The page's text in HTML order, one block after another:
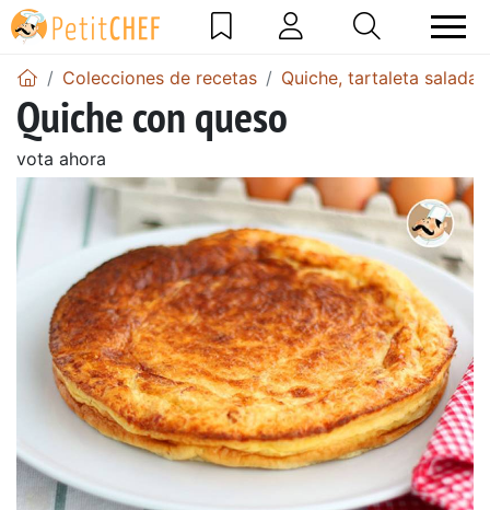
Colecciones de recetas Quiche, tartaleta salada
Quiche con queso
vota ahora